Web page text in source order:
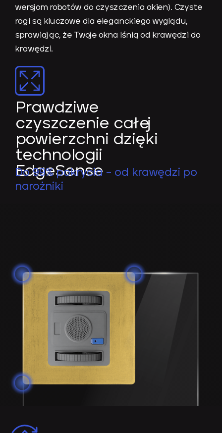
wersjom robotów do czyszczenia okien). Czyste
rogi są kluczowe dla eleganckiego wyglądu,
sprawiając, że Twoje okna lśnią od krawędzi do
krawędzi.
Prawdziwe
czyszczenie całej
powierzchni dzięki
technologii
EdgeSense
Do 99% pokrycia – od krawędzi po
narożniki